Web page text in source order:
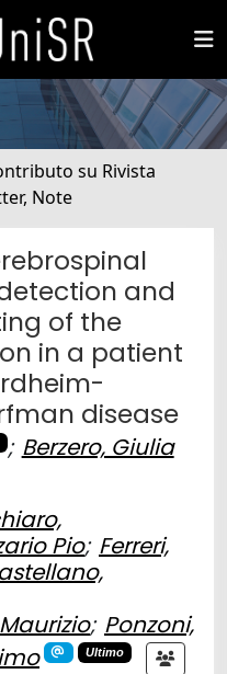
su Rivista
Note
and
of the
in a patient
disease
; Berzero, Giulia
Pio; Ferreri,
; Ponzoni,
Ultimo